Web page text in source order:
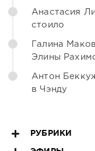
Анастасия
стоило
Галина
Элины
Антон
в Чэнду
РУБРИКИ